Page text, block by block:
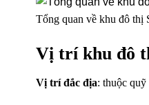
Tổng quan về khu đô thị
Vị trí khu đô
Vị trí đắc địa: thuộc